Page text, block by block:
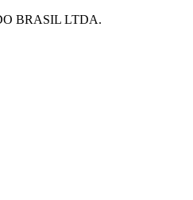
BRASIL LTDA.